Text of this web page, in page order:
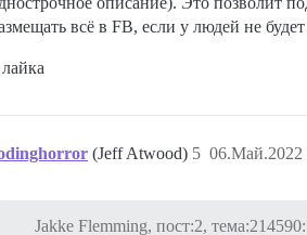
всё в FB, если у людей не
(Jeff Atwood) 06.Май.2022
5
Jakke Flemming, пост:2, тема:214590: